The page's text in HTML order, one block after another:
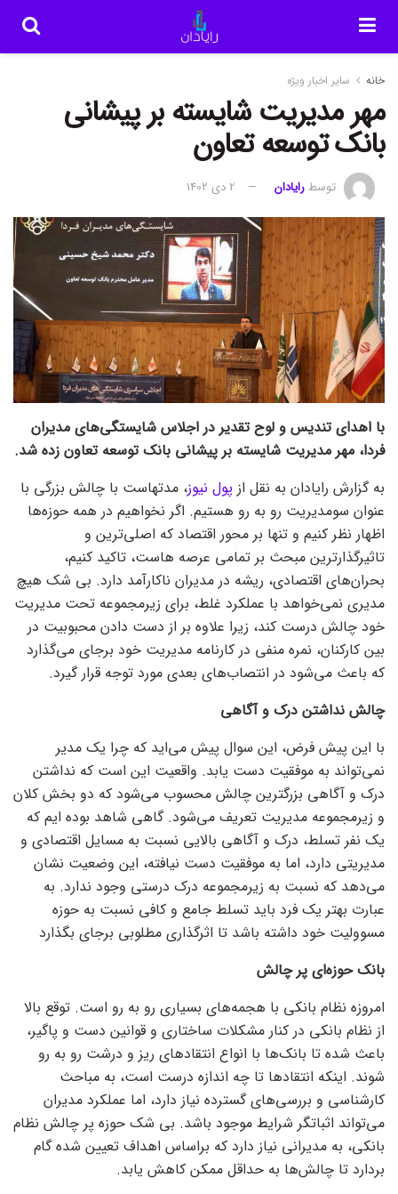
خانه سایر اخبار ویژه
مهر مدیریت شایسته بر پیشانی
بانک توسعه تعاون
توسطرایادان 2 دی 1402
با اهدای تندیس و لوح تقدیر در اجلاس شایستگی‌های مدیران
فردا، مهر مدیریت شایسته بر پیشانی بانک توسعه تعاون زده شد.
به گزارش رایادان به نقل از پول نیوز، مدتهاست با چالش بزرگی با
عنوان سومدیریت رو به رو هستیم. اگر نخواهیم در همه حوزه‌ها
اظهار نظر کنیم و تنها بر محور اقتصاد که اصلی‌ترین و
تاثیرگذارترین مبحث بر تمامی عرصه هاست، تاکید کنیم،
بحران‌های اقتصادی، ریشه در مدیران ناکارآمد دارد. بی شک هیچ
مدیری نمی‌خواهد با عملکرد غلط، برای زیرمجموعه تحت مدیریت
خود چالش درست کند، زیرا علاوه بر از دست دادن محبوبیت در
بین کارکنان، نمره منفی در کارنامه مدیریت خود برجای می‌گذارد
که باعث می‌شود در انتصاب‌های بعدی مورد توجه قرار گیرد.
چالش نداشتن درک و آگاهی
با این پیش فرض، این سوال پیش می‌اید که چرا یک مدیر
نمی‌تواند به موفقیت دست یابد. واقعیت این است که نداشتن
درک و آگاهی بزرگترین چالش محسوب می‌شود که دو بخش کلان
و زیرمجموعه مدیریت تعریف می‌شود. گاهی شاهد بوده ایم که
یک نفر تسلط، درک و آگاهی بالایی نسبت به مسایل اقتصادی و
مدیریتی دارد، اما به موفقیت دست نیافته، این وضعیت نشان
می‌دهد که نسبت به زیرمجموعه درک درستی وجود ندارد. به
عبارت بهتر یک فرد باید تسلط جامع و کافی نسبت به حوزه
مسوولیت خود داشته باشد تا اثرگذاری مطلوبی برجای بگذارد
بانک حوزه‌ای پر چالش
امروزه نظام بانکی با هجمه‌های بسیاری رو به رو است. توقع بالا
از نظام بانکی در کنار مشکلات ساختاری و قوانین دست و پاگیر،
باعث شده تا بانک‌ها با انواع انتقاد‌های ریز و درشت رو به رو
شوند. اینکه انتقاد‌ها تا چه اندازه درست است، به مباحث
کارشناسی و بررسی‌های گسترده نیاز دارد، اما عملکرد مدیران
می‌تواند اثباتگر شرایط موجود باشد. بی شک حوزه پر چالش نظام
بانکی، به مدیرانی نیاز دارد که براساس اهداف تعیین شده گام
بردارد تا چالش‌ها به حداقل ممکن کاهش یابد.